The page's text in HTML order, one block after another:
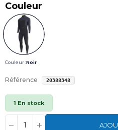
Couleur
Couleur :Noir
Référence 20388348
1 En stock